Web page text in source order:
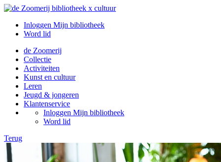
Inloggen Mijn bibliotheek
Word lid
de Zoomerij
Collectie
Activiteiten
Kunst en cultuur
Leren
Jeugd & jongeren
Klantenservice
Inloggen Mijn bibliotheek
Word lid
Terug